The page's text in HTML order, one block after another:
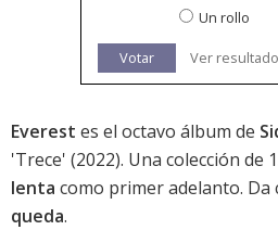
Un rollo
Votar Ver
Everest es el octavo álbum de
'Trece' (2022). Una colección de
lenta como primer adelanto. Da
queda.